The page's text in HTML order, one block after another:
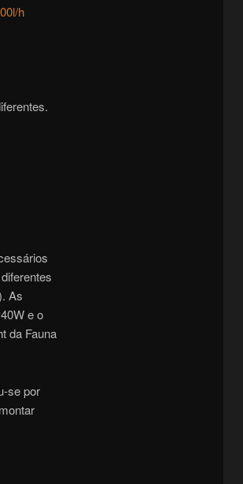
h
As
e o
da Fauna
se por